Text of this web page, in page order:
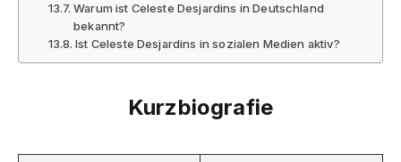
Warum ist Celeste Desjardins in Deutschland
bekannt?
Ist Celeste Desjardins in sozialen Medien aktiv?
Kurzbiografie